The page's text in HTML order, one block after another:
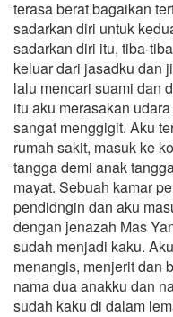
terasa berat bagaikan
sadarkan diri untuk
sadarkan diri itu, tiba-
keluar dari jasadku dan
lalu mencari suami dan
itu aku merasakan
sangat menggigit. Aku
rumah sakit, masuk ke
tangga demi anak
mayat. Sebuah kamar
pendidngin dan aku
dengan jenazah Mas
sudah menjadi kaku.
menangis, menjerit dan
nama dua anakku dan
sudah kaku di dalam